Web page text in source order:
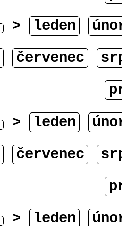
> leden
červenec
> leden
červenec
> leden